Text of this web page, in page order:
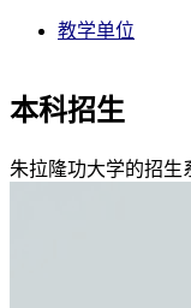
教学单位
本科招生
朱拉隆功大学的招生